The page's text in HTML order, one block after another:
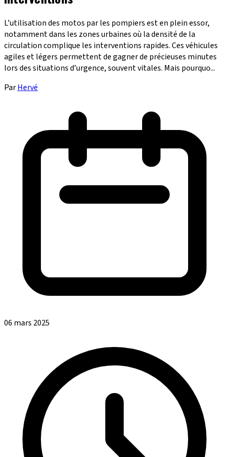
L’utilisation des motos par les pompiers est en plein essor,
notamment dans les zones urbaines où la densité de la
circulation complique les interventions rapides. Ces véhicules
agiles et légers permettent de gagner de précieuses minutes
lors des situations d’urgence, souvent vitales. Mais pourquo...
ParHervé
06 mars 2025